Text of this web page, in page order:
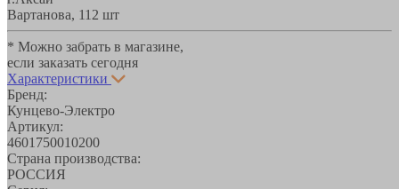
Вартанова, 11 2 шт
* Можно забрать в магазине,
если заказать сегодня
Характеристики
Бренд:
Кунцево-Электро
Артикул:
4601750010200
Страна производства:
РОССИЯ